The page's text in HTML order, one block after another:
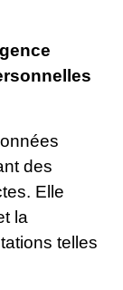
des
Elle
la
telles